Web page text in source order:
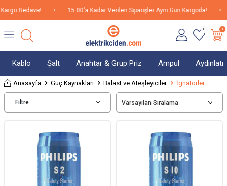
Bedava! 15:00'a Kadar Verilen Siparişler Aynı Gün Kargoda!
0 0
Kablo Şalt Anahtar & Grup Priz Ampul
Anasayfa Güç Kaynakları Balast ve Ateşleyiciler İgnatörler
Filtre